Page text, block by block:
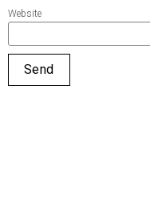
Website